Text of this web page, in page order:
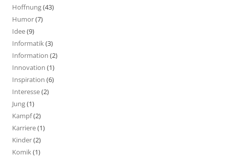
Hoffnung(43)
Humor(7)
Idee(9)
Informatik(3)
Information (2)
Innovation (1)
Inspiration (6)
Interesse(2)
Jung(1)
Kampf(2)
Karriere(1)
Kinder(2)
Komik(1)